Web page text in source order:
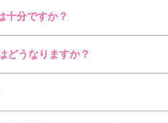
十分ですか？
どうなりますか？